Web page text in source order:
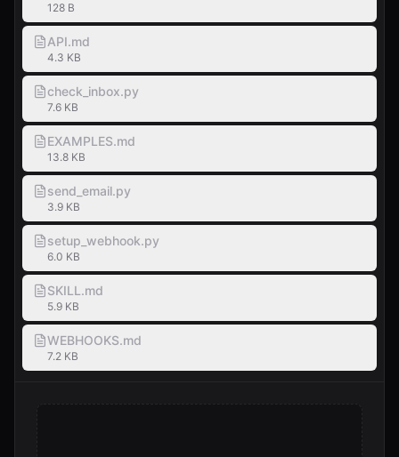
128 B
API.md
4.3 KB
check_inbox.py
7.6 KB
EXAMPLES.md
13.8 KB
send_email.py
3.9 KB
setup_webhook.py
6.0 KB
SKILL.md
5.9 KB
WEBHOOKS.md
7.2 KB